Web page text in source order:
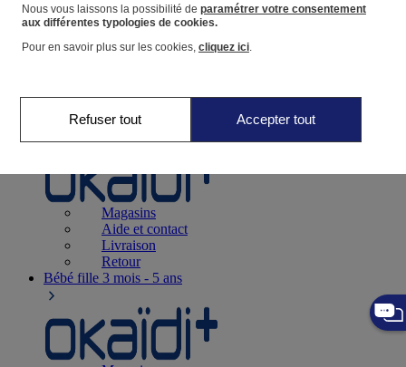
Favoris
Naissance0-12 mois
Magasins
Aide et contact
Livraison
Retour
Bébé fille 3 mois - 5 ans
Nous vous laissons la possibilité de paramétrer votre consentement
aux différentes typologies de cookies.
Pour en savoir plus sur les cookies, cliquez ici.
Refuser tout Accepter tout